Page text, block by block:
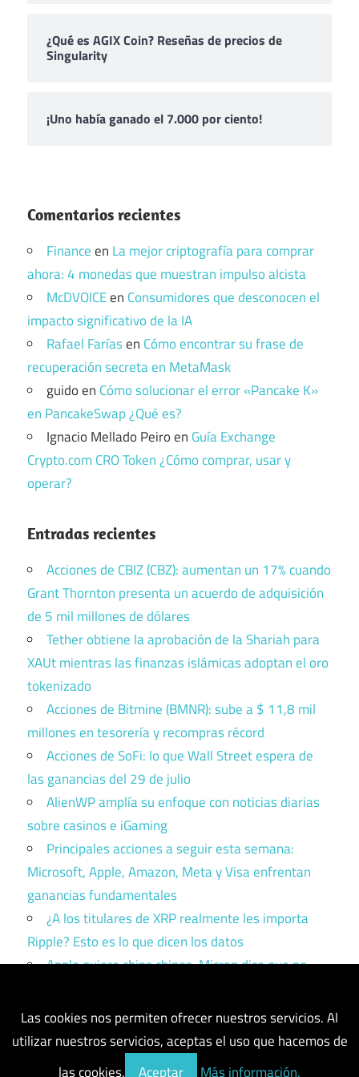
¿Qué es AGIX Coin? Reseñas de precios de
Singularity
¡Uno había ganado el 7.000 por ciento!
Comentarios recientes
Financeen La mejor criptografía para comprar
ahora: 4 monedas que muestran impulso alcista
McDVOICEen Consumidores que desconocen el
impacto significativo de la IA
Rafael Faríasen Cómo encontrar su frase de
recuperación secreta en MetaMask
guidoen Cómo solucionar el error «Pancake K»
en PancakeSwap ¿Qué es?
Ignacio Mellado Peiroen Guía Exchange
Crypto.com CRO Token ¿Cómo comprar, usar y
operar?
Entradas recientes
Acciones de CBIZ (CBZ): aumentan un 17% cuando
Grant Thornton presenta un acuerdo de adquisición
de 5 mil millones de dólares
Tether obtiene la aprobación de la Shariah para
XAUt mientras las finanzas islámicas adoptan el oro
tokenizado
Acciones de Bitmine (BMNR): sube a $ 11,8 mil
millones en tesorería y recompras récord
Acciones de SoFi: lo que Wall Street espera de
las ganancias del 29 de julio
AlienWP amplía su enfoque con noticias diarias
sobre casinos e iGaming
Principales acciones a seguir esta semana:
Microsoft, Apple, Amazon, Meta y Visa enfrentan
ganancias fundamentales
¿A los titulares de XRP realmente les importa
Ripple? Esto es lo que dicen los datos
Apple quiere chips chinos. Micron dice que no.
Las cookies nos permiten ofrecer nuestros servicios. Al
utilizar nuestros servicios, aceptas el uso que hacemos de
las cookies.
Aceptar Más información.